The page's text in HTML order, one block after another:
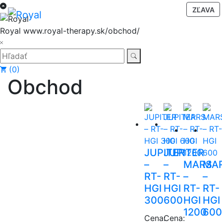
Hore
Royal www.royal-therapy.sk/obchod/
Zatvoriť
Hľadať:
Hľadať
Menu
(0)
Obchod
JUPITER
–
RT-
HGI
300
Cena:
JUPITER
–
RT-
HGI
600
Cena:
MARS
–
RT-
HGI
1200
–
RT-
HGI
600
ZĽAVA